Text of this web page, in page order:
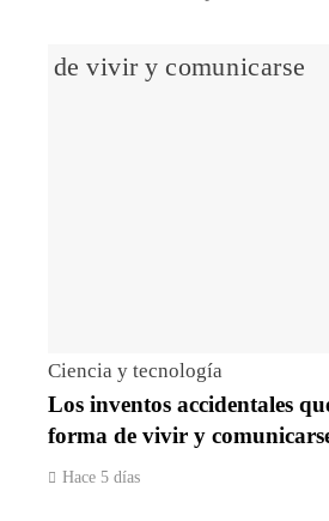
Ciencia y tecnología
Los inventos accidentales
forma de vivir y
Hace 5 días